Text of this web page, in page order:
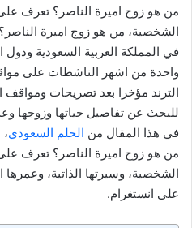
من هو زوج اميرة الناصر؟ تعرف على
الشخصية، من هو زوج اميرة
في المملكة العربية السعودية ودول
واحدة من اشهر الناشطات على
الترند مؤخرا بعد تصريحات ومواقف
للبحث عن تفاصيل حياتها وزوجها
في هذا المقال من الحلم السعودي
من هو زوج اميرة الناصر؟ تعرف على
الشخصية، وسيرتها الذاتية،
على انستغرام.